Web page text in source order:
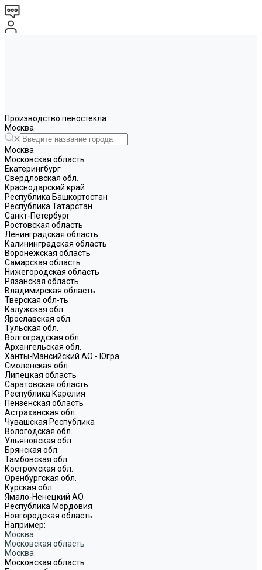
Производство пеностекла
Москва
Москва
Московская область
Екатерингбург
Свердловская обл.
Краснодарский край
Республика Башкортостан
Республика Татарстан
Санкт-Петербург
Ростовская область
Ленинградская область
Калининградская область
Воронежская область
Самарская область
Нижегородская область
Рязанская область
Владимирская область
Тверская обл-ть
Калужская обл.
Ярославская обл.
Тульская обл.
Волгоградская обл.
Архангельская обл.
Ханты-Мансийский АО - Югра
Смоленская обл.
Липецкая область
Саратовская область
Республика Карелия
Пензенская область
Астраханская обл.
Чувашская Республика
Вологодская обл.
Ульяновская обл.
Брянская обл.
Тамбовская обл.
Костромская обл.
Оренбургская обл.
Курская обл.
Ямало-Ненецкий АО
Республика Мордовия
Новгородская область
Например:
Москва
Московская область
Москва
Московская область